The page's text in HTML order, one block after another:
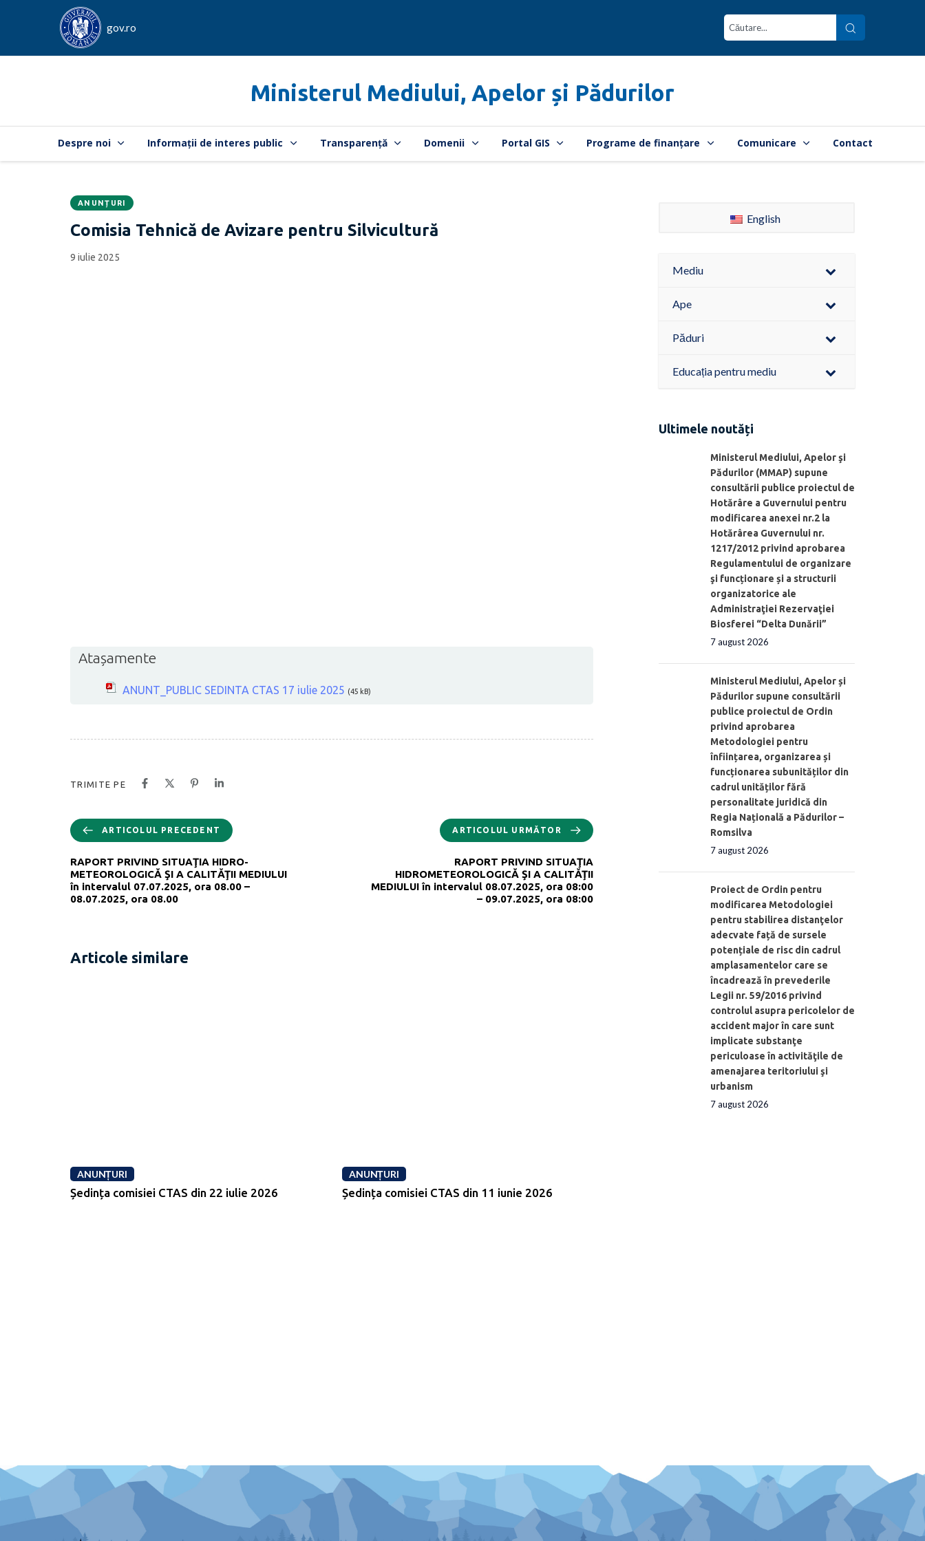
gov.ro
Ministerul Mediului, Apelor și Pădurilor
Despre noi Informații de interes public Transparență Domenii Portal GIS Programe de finanțare Comunicare Contact
CATEGORIA:
ANUNȚURI
Comisia Tehnică de Avizare pentru Silvicultură
Data
publicării:
9 iulie 2025
Atașamente
ANUNT_PUBLIC SEDINTA CTAS 17 iulie 2025 (45 kB)
TRIMITE PE
ARTICOLUL PRECEDENT
RAPORT PRIVIND SITUAŢIA HIDRO-
METEOROLOGICĂ ŞI A CALITĂŢII MEDIULUI
în intervalul 07.07.2025, ora 08.00 –
08.07.2025, ora 08.00
ARTICOLUL URMĂTOR
RAPORT PRIVIND SITUAŢIA
HIDROMETEOROLOGICĂ ŞI A CALITĂŢII
MEDIULUI în intervalul 08.07.2025, ora 08:00
– 09.07.2025, ora 08:00
Articole similare
ANUNȚURI
Ședința comisiei CTAS din 22 iulie 2026
ANUNȚURI
Ședința comisiei CTAS din 11 iunie 2026
English
Mediu
Ape
Păduri
Educația pentru mediu
Ultimele noutăți
Ministerul Mediului, Apelor şi
Pădurilor (MMAP) supune
consultării publice proiectul de
Hotărâre a Guvernului pentru
modificarea anexei nr.2 la
Hotărârea Guvernului nr.
1217/2012 privind aprobarea
Regulamentului de organizare
şi funcționare și a structurii
organizatorice ale
Administraţiei Rezervaţiei
Biosferei “Delta Dunării”
7 august 2026
Ministerul Mediului, Apelor și
Pădurilor supune consultării
publice proiectul de Ordin
privind aprobarea
Metodologiei pentru
înființarea, organizarea și
funcționarea subunităților din
cadrul unităților fără
personalitate juridică din
Regia Națională a Pădurilor –
Romsilva
7 august 2026
Proiect de Ordin pentru
modificarea Metodologiei
pentru stabilirea distanţelor
adecvate față de sursele
potențiale de risc din cadrul
amplasamentelor care se
încadrează în prevederile
Legii nr. 59/2016 privind
controlul asupra pericolelor de
accident major în care sunt
implicate substanţe
periculoase în activităţile de
amenajarea teritoriului şi
urbanism
7 august 2026